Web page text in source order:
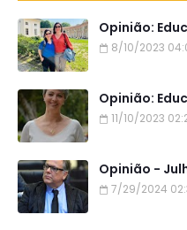
Opinião:
8/10/2023
Opinião:
11/10/2023
Opinião -
7/29/2024